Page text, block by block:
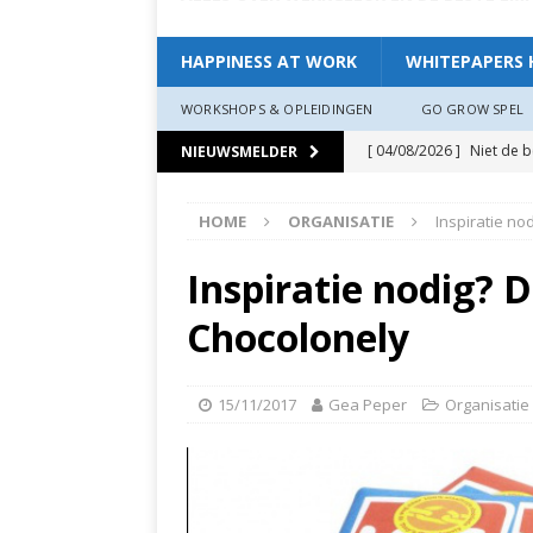
HAPPINESS AT WORK WHITEPAPERS
WORKSHOPS & OPLEIDINGEN GO GROW SPEL
NIEUWSMELDER [ 04/08/2026 ] Niet de
[ 11/07/2026 ] De
[ 07/07/2026 ]
HAPPINESS AT WORK
[ 19/06/2026 ]
HAPPINESS AT WORK
[ 13/03/2026 ]
HOME ORGANISATIE Inspiratie
Inspiratie nodig?
Chocolonely
15/11/2017 Gea Peper Organisatie